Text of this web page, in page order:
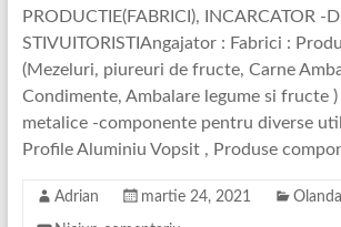
PRODUCTIE(FABRICI), INCARCATOR -
STIVUITORISTIAngajator : Fabrici :
(Mezeluri, piureuri de fructe, Carne
Condimente, Ambalare legume si fructe )
metalice -componente pentru diverse
Profile Aluminiu Vopsit , Produse
Adrian martie 24, 2021 Olanda